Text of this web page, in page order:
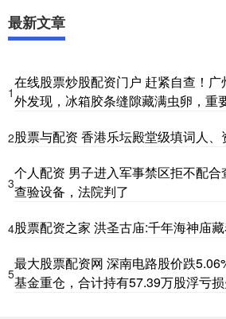
最新文章
1
在线股票炒股配资门户 赶紧自查！
外发现，冰箱胶条缝隙藏满虫卵，重
2股票与配资 香港乐坛殿堂级填词人
3
个人配资 男子进入军事禁区拒不配
查验设备，法院判了
4股票配资之家 洪圣古庙:千年海神庙
5
最大股票配资网 深南电路股价跌
基金重仓，合计持有57.39万股浮亏